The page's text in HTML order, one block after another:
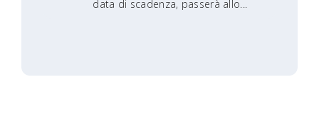
data di scadenza, passerà allo...